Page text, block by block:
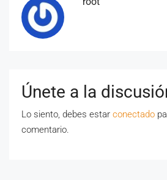
Únete a la
Lo siento, debes estar conectado
comentario.